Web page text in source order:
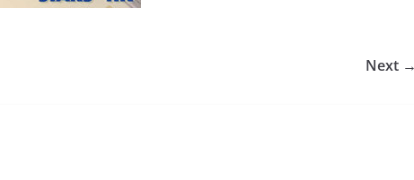
Next →